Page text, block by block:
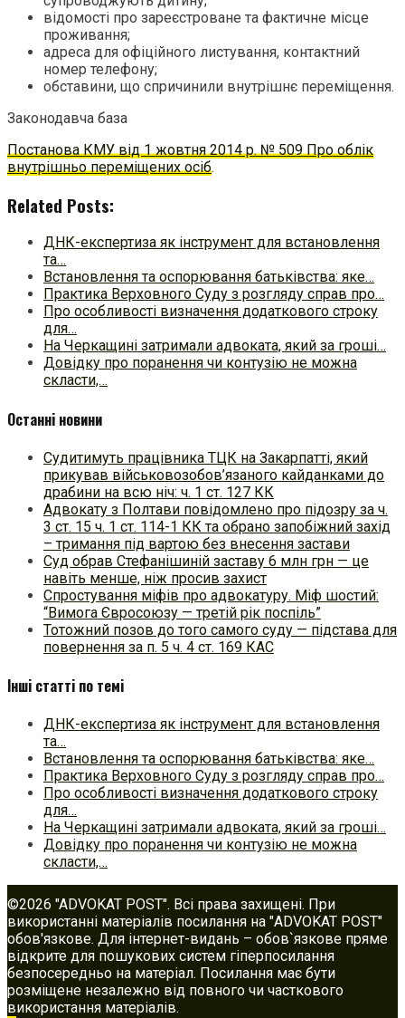
відомості про зареєстроване та фактичне місце
проживання;
адреса для офіційного листування, контактний
номер телефону;
обставини, що спричинили внутрішнє переміщення.
Законодавча база
Постанова КМУ від 1 жовтня 2014 р. № 509 Про облік
внутрішньо переміщених осіб.
Related Posts:
ДНК-експертиза як інструмент для встановлення
та…
Встановлення та оспорювання батьківства: яке…
Практика Верховного Суду з розгляду справ про…
Про особливості визначення додаткового строку
для…
На Черкащині затримали адвоката, який за гроші…
Довідку про поранення чи контузію не можна
скласти,…
Останні новини
Судитимуть працівника ТЦК на Закарпатті, який
прикував військовозобов’язаного кайданками до
драбини на всю ніч: ч. 1 ст. 127 КК
Адвокату з Полтави повідомлено про підозру за ч.
3 ст. 15 ч. 1 ст. 114-1 КК та обрано запобіжний захід
– тримання під вартою без внесення застави
Суд обрав Стефанішиній заставу 6 млн грн — це
навіть менше, ніж просив захист
Спростування міфів про адвокатуру. Міф шостий:
“Вимога Євросоюзу — третій рік поспіль”
Тотожний позов до того самого суду — підстава для
повернення за п. 5 ч. 4 ст. 169 КАС
Інші статті по темі
ДНК-експертиза як інструмент для встановлення
та…
Встановлення та оспорювання батьківства: яке…
Практика Верховного Суду з розгляду справ про…
Про особливості визначення додаткового строку
для…
На Черкащині затримали адвоката, який за гроші…
Довідку про поранення чи контузію не можна
скласти,…
©2026 "ADVOKAT POST". Всі права захищені. При
використанні матеріалів посилання на "ADVOKAT POST"
обов'язкове. Для інтернет-видань – обов`язкове пряме
відкрите для пошукових систем гіперпосилання
безпосередньо на матеріал. Посилання має бути
розміщене незалежно від повного чи часткового
використання матеріалів.